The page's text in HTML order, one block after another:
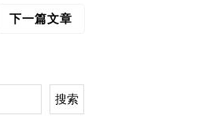
下一篇文章
搜索